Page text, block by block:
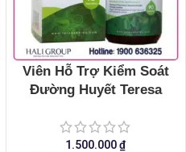
Viên Hỗ Trợ Kiểm Soát
Đường Huyết Teresa
1.500.000₫